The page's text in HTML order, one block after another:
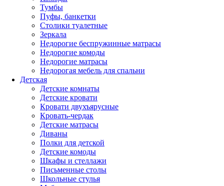
Тумбы
Пуфы, банкетки
Столики туалетные
Зеркала
Недорогие беспружинные матрасы
Недорогие комоды
Недорогие матрасы
Недорогая мебель для спальни
Детская
Детские комнаты
Детские кровати
Кровати двухъярусные
Кровать-чердак
Детские матрасы
Диваны
Полки для детской
Детские комоды
Шкафы и стеллажи
Письменные столы
Школьные стулья